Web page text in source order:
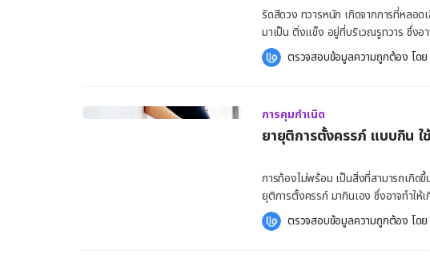
แรก และ 7 วัน หลังจากวันแรกที่ประจำ
ๆ เพราะวันไข่ตกของผู้หญิงแต่ละคนจะไม่เท่ากัน คุมกำเนิดใช้ฮอร์โมน เช่น ยาเ
คุมกำเนิดฉุกเฉิน ยาฉีดคุมกำเนิด ยาฝังคุมกำเนิด หรื
หญิงและทำหมันชาย ทำหมันหญิงและทำหมันชาย ทำได้อย่างไร การทำหมันเป็นวิธีคุมกำเนิดสำหรับ
พยาบาลเคลื่อนที่ ศูนย์บริการสาธารณสุข แ
ใช้ยาชาเฉพาะที่ฉีดตรงบริเวณถุงอัณฑะเหมือนท่ออสุจิผ่าน จา
ประมาณ […]
ริดสีดวง ทวารหนัก เกิดจากการที่หลอ
มาเป็น ติ่งแข็ง อยู่ที่บริเวณรูทวาร ซึ่งอ
ท้องผูก ไม่ขับถ่ายหลายวัน หรืออาจเกิด
ควรเข้ารับการตรวจรักษาโดยคุณหมอในทันที [embed-health-tool-ovulation] ลักษ
ริดสีดวง ติ่งแข็ง ริดสีดวงเป็นโรคของ
ก้อนเนื้อที่ปากทวารหนัก ติ่งเนื้อนี้อาจบ
เป็น 2 ประเภท ริดสีดวงภายใน เกิดบริเวณเนื้อเยื่อทวารหนักที่อยู่สูงกว่าระดับหูรูดทวารหนัก
จากภายนอก สาเหตุของโรคริดสีดวงทวารหนัก แม้ว่าสาเหตุของริดสีดวงจะยังไม่แน่ชัด แต่พบ
ปัจจัยเสี่ยงที่ก่อให้เกิดโรคได้ เช่น เนื้อเยื่อรองรับเบาะรองทวารหนัก ที่ช่วยควบคุมการขับถ่ายเสื่อม
สภาพ เกิดการหย่อนตัวลงจากตำแหน่งปกติ ทำให้ห
เบ่งถ่ายอุจจาระ ซึ่งเป็นการเพิ่มความดันของหลอดเลือดดำ โรคแ
ตรวจสอบข้อมูลความถูกต้อง โดย
การคุมกำเนิด
ยายุติการตั้งครรภ์ แบบกิน ใ
การท้องไม่พร้อม เป็นสิ่งที่สามารถเกิด
ยุติการตั้งครรภ์ มากินเอง ซึ่งอาจทำให้
อย่างไม่เหมาะสม ดังนั้น จึงควรปรึกษ
ครรภ์อย่างเหมาะสม [embed-health-tool-ovulation] ข้อกำหนด “ยุติการตั้งครรภ์” ในหญิง
อายุครรภ์ไม่เกิน 20 สัปดาห์ จากประก
ตรวจสอบข้อมูลความถูกต้อง โดย